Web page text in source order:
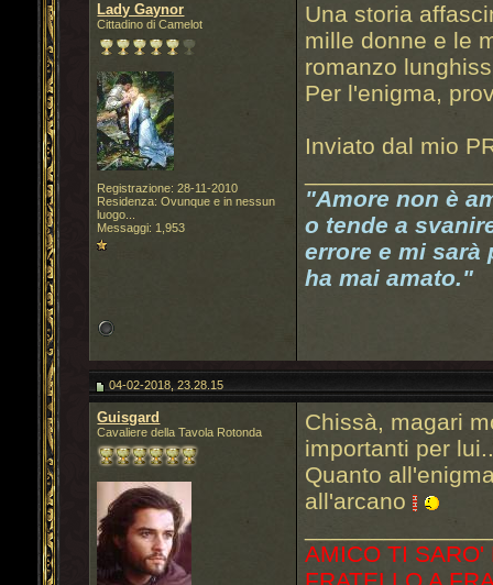
Lady Gaynor
Cittadino di Camelot
Registrazione: 28-11-2010
Residenza: Ovunque e in nessun
luogo...
Messaggi: 1,953
Una storia
mille donne e le
romanzo
Per l'enigma,
Inviato dal mio
"Amore non è
o tende a
errore e mi sarà
ha mai amato."
04-02-2018, 23.28.15
Guisgard
Cavaliere della Tavola Rotonda
Chissà, magari
importanti per
Quanto
all'arcano
AMICO TI SARO'